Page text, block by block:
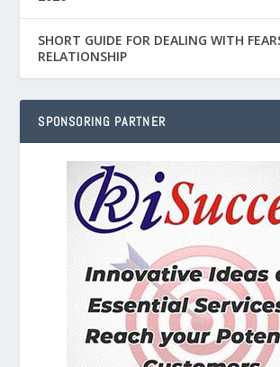
SHORT GUIDE FOR DEALING WITH
RELATIONSHIP
SPONSORING PARTNER